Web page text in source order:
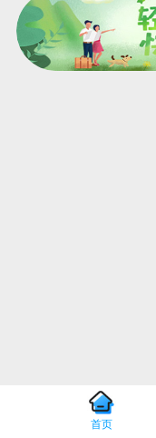
首页